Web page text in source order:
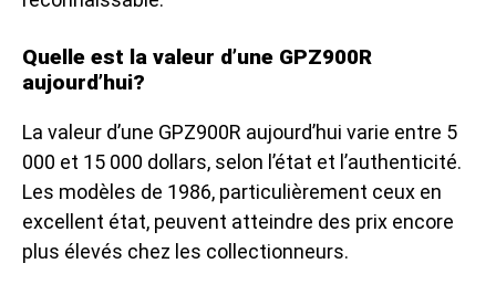
Quelle est la valeur d’une GPZ900R
aujourd’hui?
La valeur d’une GPZ900R aujourd’hui varie entre 5
000 et 15 000 dollars, selon l’état et l’authenticité.
Les modèles de 1986, particulièrement ceux en
excellent état, peuvent atteindre des prix encore
plus élevés chez les collectionneurs.